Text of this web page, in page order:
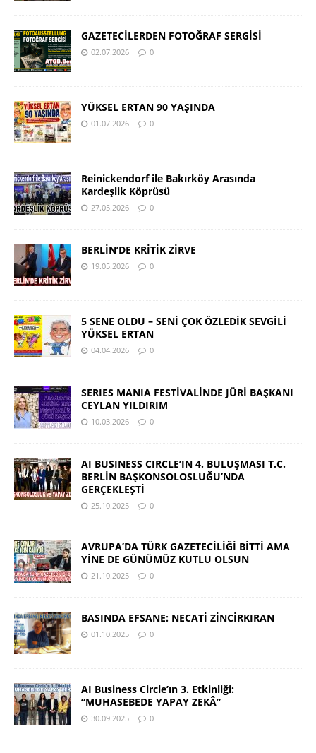
GAZETECİLERDEN FOTOĞRAF SERGİSİ
02.07.2026 0
YÜKSEL ERTAN 90 YAŞINDA
01.07.2026 0
Reinickendorf ile Bakırköy Arasında
Kardeşlik Köprüsü
27.05.2026 0
BERLİN’DE KRİTİK ZİRVE
19.05.2026 0
5 SENE OLDU – SENİ ÇOK ÖZLEDİK SEVGİLİ
YÜKSEL ERTAN
04.04.2026 0
SERIES MANIA FESTİVALİNDE JÜRİ BAŞKANI
CEYLAN YILDIRIM
10.03.2026 0
AI BUSINESS CIRCLE’IN 4. BULUŞMASI T.C.
BERLİN BAŞKONSOLOSLUĞU’NDA
GERÇEKLEŞTİ
25.10.2025 0
AVRUPA’DA TÜRK GAZETECİLİĞİ BİTTİ AMA
YİNE DE GÜNÜMÜZ KUTLU OLSUN
21.10.2025 0
BASINDA EFSANE: NECATİ ZİNCİRKIRAN
01.10.2025 0
AI Business Circle’ın 3. Etkinliği:
“MUHASEBEDE YAPAY ZEKÂ”
30.09.2025 0